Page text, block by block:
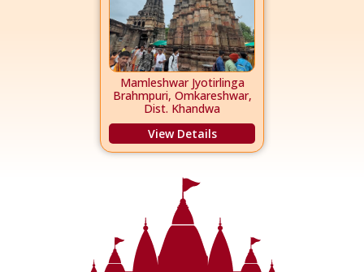
Mamleshwar Jyotirlinga
Brahmpuri, Omkareshwar,
Dist. Khandwa
View Details